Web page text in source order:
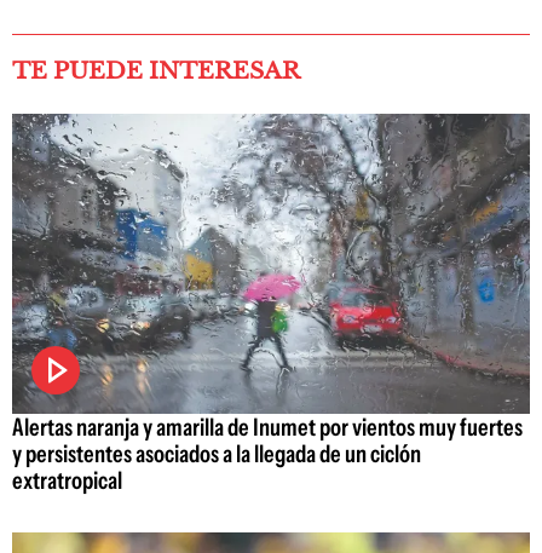
TE PUEDE INTERESAR
Alertas naranja y amarilla de Inumet por vientos muy fuertes
y persistentes asociados a la llegada de un ciclón
extratropical